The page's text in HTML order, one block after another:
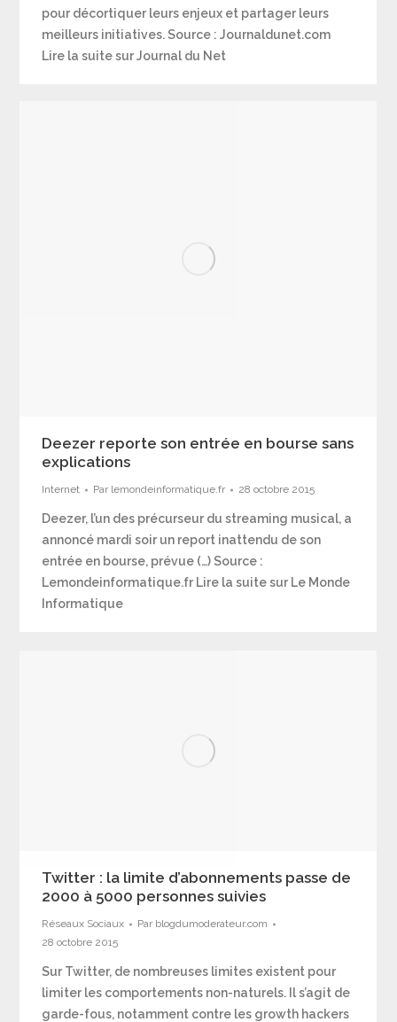
pour décortiquer leurs enjeux et partager leurs
meilleurs initiatives. Source : Journaldunet.com
Lire la suite sur Journal du Net
Deezer reporte son entrée en bourse sans
explications
Internet Par lemondeinformatique.fr 28 octobre 2015
Deezer, l’un des précurseur du streaming musical, a
annoncé mardi soir un report inattendu de son
entrée en bourse, prévue (…) Source :
Lemondeinformatique.fr Lire la suite sur Le Monde
Informatique
Twitter : la limite d’abonnements passe de
2000 à 5000 personnes suivies
Réseaux Sociaux Par blogdumoderateur.com
28 octobre 2015
Sur Twitter, de nombreuses limites existent pour
limiter les comportements non-naturels. Il s’agit de
garde-fous, notamment contre les growth hackers